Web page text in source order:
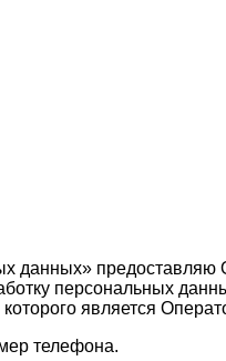
данных»
персональных
является
телефона.